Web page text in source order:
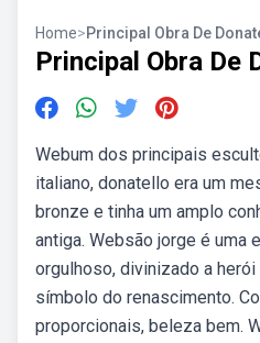
Home>Principal Obra De
Principal Obra De
Webum dos principais
italiano, donatello era um
bronze e tinha um amplo
antiga. Websão jorge é uma
orgulhoso, divinizado a
símbolo do renascimento.
proporcionais, beleza bem.